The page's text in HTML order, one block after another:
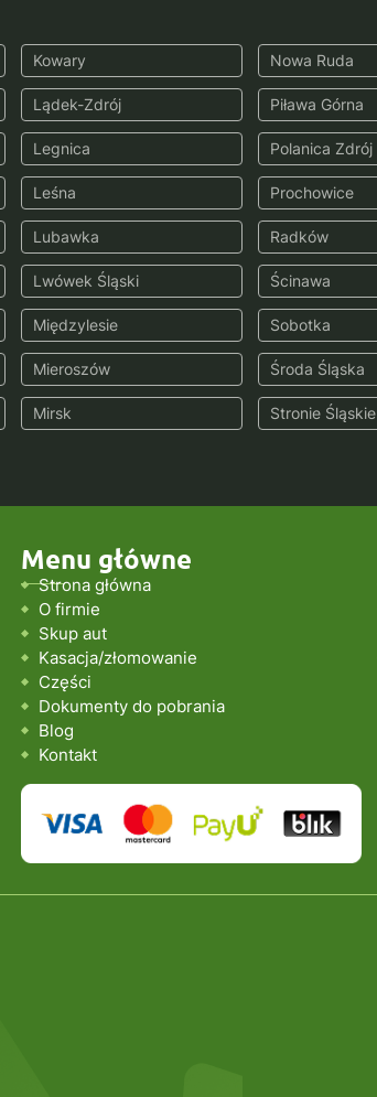
Kowary
Lądek-Zdrój
Legnica
Leśna
Lubawka
Lwówek Śląski
Międzylesie
Mieroszów
Mirsk
Nowa Ruda
Piława Górna
Polanica Zdrój
Prochowice
Radków
Ścinawa
Sobotka
Środa Śląska
Stronie Śląskie
Menu główne
Strona główna
O firmie
Skup aut
Kasacja/złomowanie
Części
Dokumenty do pobrania
Blog
Kontakt